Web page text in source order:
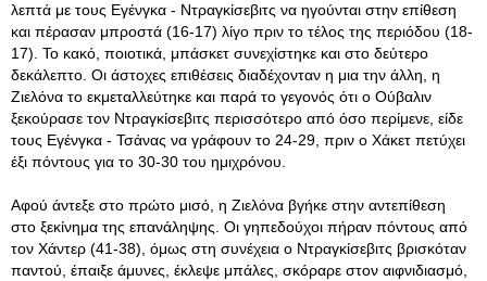
λεπτά με τους Εγένγκα - Ντραγκίσεβιτς να ηγούνται στην επίθεση
και πέρασαν μπροστά (16-17) λίγο πριν το τέλος της περιόδου (18-
17). Το κακό, ποιοτικά, μπάσκετ συνεχίστηκε και στο δεύτερο
δεκάλεπτο. Οι άστοχες επιθέσεις διαδέχονταν η μια την άλλη, η
Ζιελόνα το εκμεταλλεύτηκε και παρά το γεγονός ότι ο Ούβαλιν
ξεκούρασε τον Ντραγκίσεβιτς περισσότερο από όσο περίμενε, είδε
τους Εγένγκα - Τσάνας να γράφουν το 24-29, πριν ο Χάκετ πετύχει
έξι πόντους για το 30-30 του ημιχρόνου.
Αφού άντεξε στο πρώτο μισό, η Ζιελόνα βγήκε στην αντεπίθεση
στο ξεκίνημα της επανάληψης. Οι γηπεδούχοι πήραν πόντους από
τον Χάντερ (41-38), όμως στη συνέχεια ο Ντραγκίσεβιτς βρισκόταν
παντού, έπαιξε άμυνες, έκλεψε μπάλες, σκόραρε στον αιφνιδιασμό,